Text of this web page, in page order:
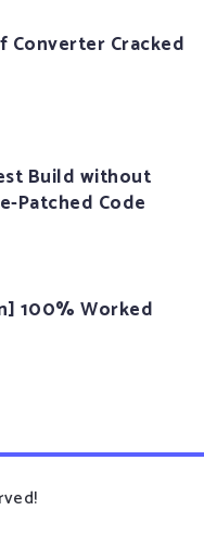
Converter Cracked
Build without
Patched Code
100% Worked